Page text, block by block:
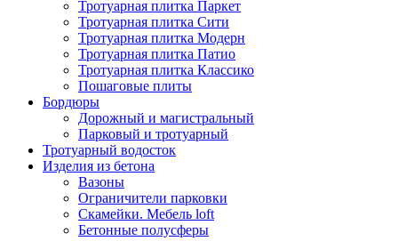
Тротуарная плитка Паркет
Тротуарная плитка Сити
Тротуарная плитка Модерн
Тротуарная плитка Патио
Тротуарная плитка Классико
Пошаговые плиты
Бордюры
Дорожный и магистральный
Парковый и тротуарный
Тротуарный водосток
Изделия из бетона
Вазоны
Ограничители парковки
Скамейки. Мебель loft
Бетонные полусферы